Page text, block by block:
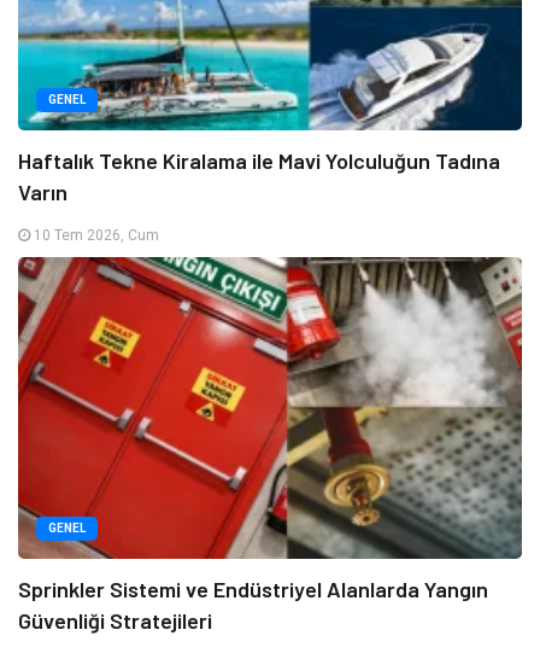
GENEL
Haftalık Tekne Kiralama ile Mavi Yolculuğun Tadına
Varın
10 Tem 2026, Cum
GENEL
Sprinkler Sistemi ve Endüstriyel Alanlarda Yangın
Güvenliği Stratejileri